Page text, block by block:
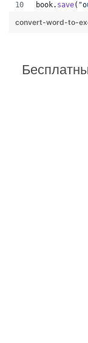
book. save(
convert-word-to-